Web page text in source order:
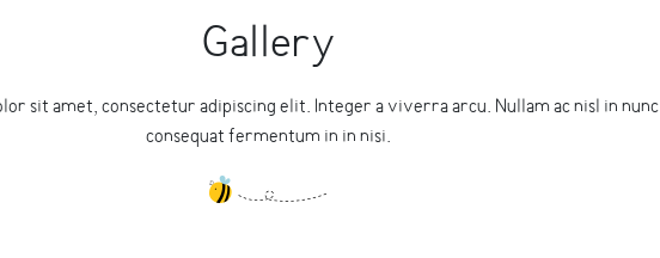
Gallery
sit amet, consectetur adipiscing elit. Integer a viverra arcu. Nullam ac nisl in nunc
consequat fermentum in in nisi.